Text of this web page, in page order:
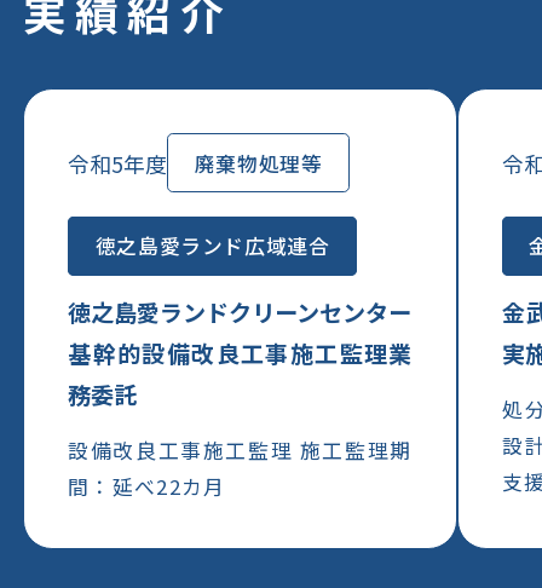
令和5年度 廃棄物処理等
徳之島愛ランド広域連合
徳之島愛ランドクリーンセンター
基幹的設備改良工事施工監理業
務委託
設備改良工事施工監理 施工監理期
間：延べ22カ月
令
金
実
処
設
支